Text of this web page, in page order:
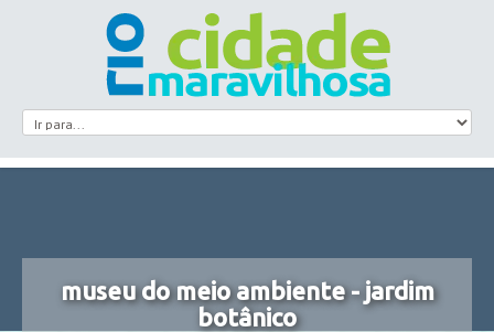
museu do meio ambiente - jardim
botânico